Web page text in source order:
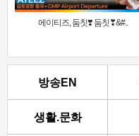
에이티즈, 둠칫❣️ 둠칫❣&#..
방송EN
생활.문화